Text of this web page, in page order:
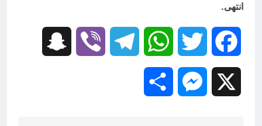
انتهى.
Facebook
Twitter
WhatsApp
Telegram
Viber
Messenger